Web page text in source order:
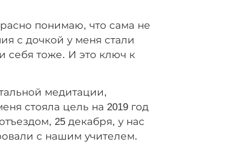
понимаю, что сама не
с дочкой у меня стали
себя тоже. И это ключ к
медитации,
стояла цель на 2019 год
25 декабря, у нас
с нашим учителем.